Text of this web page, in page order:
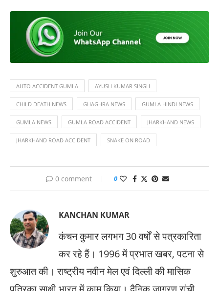
AUTO ACCIDENT GUMLA AYUSH KUMAR SINGH
CHILD DEATH NEWS GHAGHRA NEWS GUMLA HINDI NEWS
GUMLA NEWS GUMLA ROAD ACCIDENT JHARKHAND NEWS
JHARKHAND ROAD ACCIDENT SNAKE ON ROAD
0 comment 0
KANCHAN KUMAR
कंचन कुमार लगभग 30 वर्षों से पत्रकारिता
कर रहे हैं। 1996 में प्रभात खबर, पटना से
शुरुआत की। राष्ट्रीय नवीन मेल एवं दिल्ली की मासिक